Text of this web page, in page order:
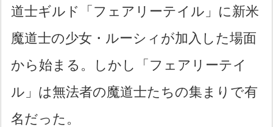
道士ギルド「フェアリーテイル」に新米
魔道士の少女・ルーシィが加入した場面
から始まる。しかし「フェアリーテイ
ル」は無法者の魔道士たちの集まりで有
名だった。